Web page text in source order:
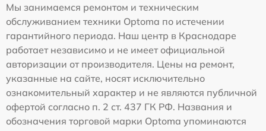
Мы занимаемся ремонтом и техническим
обслуживанием техники Optoma по истечении
гарантийного периода. Наш центр в Краснодаре
работает независимо и не имеет официальной
авторизации от производителя. Цены на ремонт,
указанные на сайте, носят исключительно
ознакомительный характер и не являются публичной
офертой согласно п. 2 ст. 437 ГК РФ. Названия и
обозначения торговой марки Optoma упоминаются